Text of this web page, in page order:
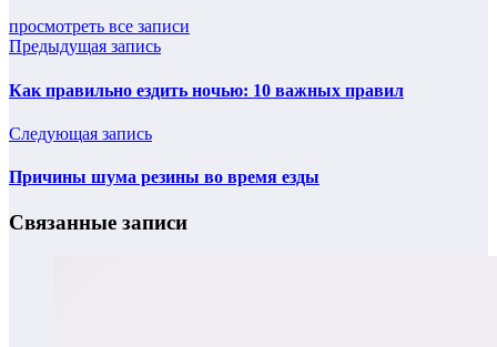
просмотреть все записи
Предыдущая запись
Как правильно ездить ночью: 10 важных правил
Следующая запись
Причины шума резины во время езды
Связанные записи